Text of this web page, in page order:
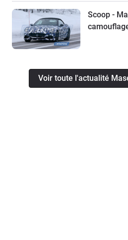
Scoop -
Voir toute l'actualité